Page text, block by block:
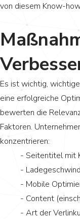
von diesem Know-
Es ist wichtig,
eine erfolgreiche
bewerten die
Faktoren.
konzentrieren:
- Seitentitel mit
-
- Mobile
- Content
- Art der